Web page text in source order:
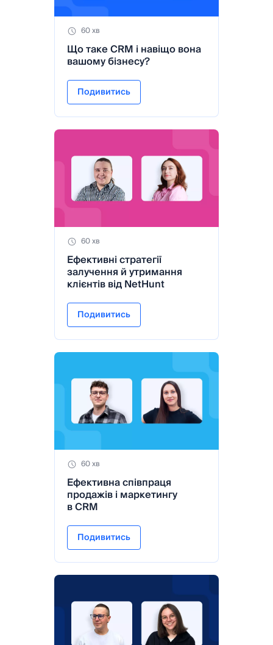
60 хв
Що таке CRM і навіщо вона
вашому бізнесу?
Подивитись
60 хв
Ефективні стратегії
залучення й утримання
клієнтів від NetHunt
Подивитись
60 хв
Ефективна співпраця
продажів і маркетингу
в CRM
Подивитись